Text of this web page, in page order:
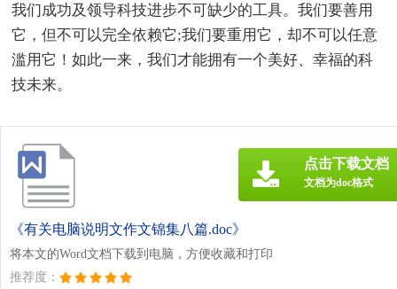
我们成功及领导科技进步不可缺少的工具。我们要善用
它，但不可以完全依赖它;我们要重用它，却不可以任意
滥用它！如此一来，我们才能拥有一个美好、幸福的科
技未来。
《有关电脑说明文作文锦集八篇.doc》
将本文的Word文档下载到电脑，方便收藏和打印
推荐度：
点击下载文档
文档为doc格式